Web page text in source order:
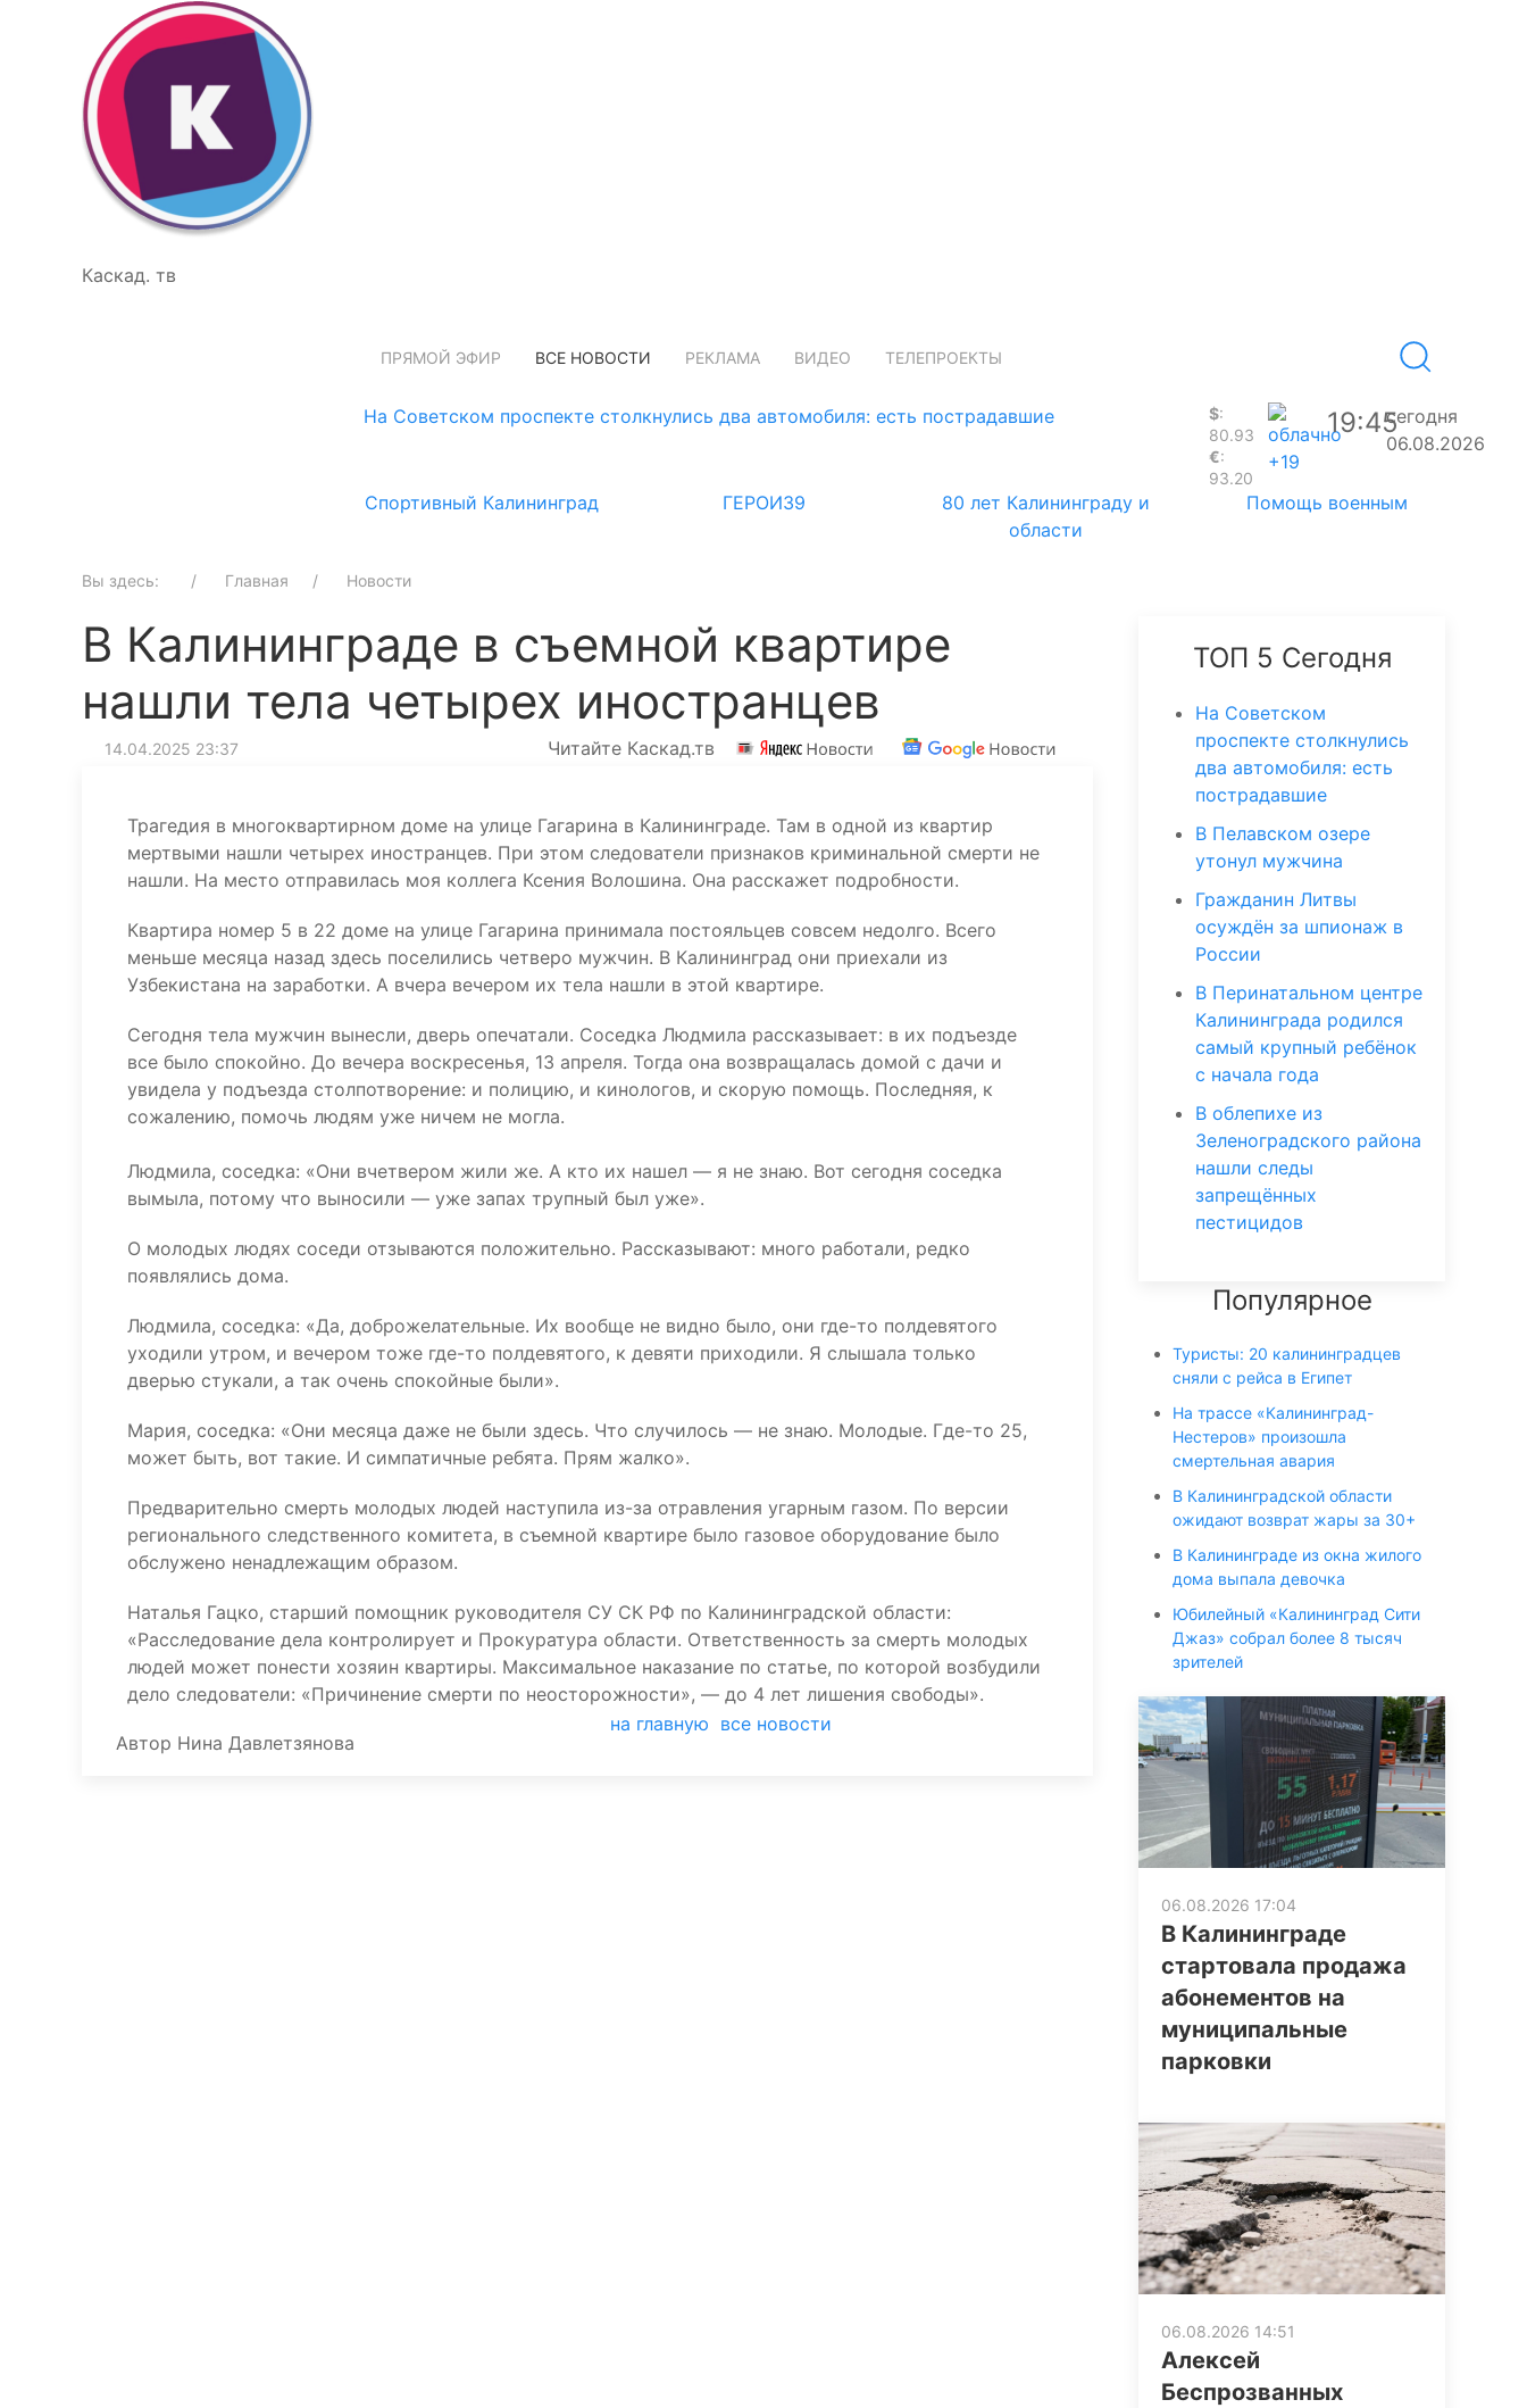
Каскад. тв
ПРЯМОЙ ЭФИР ВСЕ НОВОСТИ РЕКЛАМА ВИДЕО ТЕЛЕПРОЕКТЫ
На Советском проспекте столкнулись два автомобиля: есть пострадавшие $:
80.93
€:
93.20
+19
19:45сегодня
06.08.2026
Спортивный Калининград ГЕРОИ39
80 лет Калининграду и
области
Помощь военным
Вы здесь: Главная Новости
В Калининграде в съемной квартире
нашли тела четырех иностранцев
14.04.2025 23:37 Читайте Каскад.тв
Трагедия в многоквартирном доме на улице Гагарина в Калининграде. Там в одной из квартир
мертвыми нашли четырех иностранцев. При этом следователи признаков криминальной смерти не
нашли. На место отправилась моя коллега Ксения Волошина. Она расскажет подробности.
Квартира номер 5 в 22 доме на улице Гагарина принимала постояльцев совсем недолго. Всего
меньше месяца назад здесь поселились четверо мужчин. В Калининград они приехали из
Узбекистана на заработки. А вчера вечером их тела нашли в этой квартире.
Сегодня тела мужчин вынесли, дверь опечатали. Соседка Людмила рассказывает: в их подъезде
все было спокойно. До вечера воскресенья, 13 апреля. Тогда она возвращалась домой с дачи и
увидела у подъезда столпотворение: и полицию, и кинологов, и скорую помощь. Последняя, к
сожалению, помочь людям уже ничем не могла.
Людмила, соседка: «Они вчетвером жили же. А кто их нашел — я не знаю. Вот сегодня соседка
вымыла, потому что выносили — уже запах трупный был уже».
О молодых людях соседи отзываются положительно. Рассказывают: много работали, редко
появлялись дома.
Людмила, соседка: «Да, доброжелательные. Их вообще не видно было, они где-то полдевятого
уходили утром, и вечером тоже где-то полдевятого, к девяти приходили. Я слышала только
дверью стукали, а так очень спокойные были».
Мария, соседка: «Они месяца даже не были здесь. Что случилось — не знаю. Молодые. Где-то 25,
может быть, вот такие. И симпатичные ребята. Прям жалко».
Предварительно смерть молодых людей наступила из-за отравления угарным газом. По версии
регионального следственного комитета, в съемной квартире было газовое оборудование было
обслужено ненадлежащим образом.
Наталья Гацко, старший помощник руководителя СУ СК РФ по Калининградской области:
«Расследование дела контролирует и Прокуратура области. Ответственность за смерть молодых
людей может понести хозяин квартиры. Максимальное наказание по статье, по которой возбудили
дело следователи: «Причинение смерти по неосторожности», — до 4 лет лишения свободы».
Автор Нина Давлетзянова
на главную все новости
ТОП 5 Сегодня
На Советском
проспекте столкнулись
два автомобиля: есть
пострадавшие
В Пелавском озере
утонул мужчина
Гражданин Литвы
осуждён за шпионаж в
России
В Перинатальном центре
Калининграда родился
самый крупный ребёнок
с начала года
В облепихе из
Зеленоградского района
нашли следы
запрещённых
пестицидов
Популярное
Туристы: 20 калининградцев
сняли с рейса в Египет
На трассе «Калининград-
Нестеров» произошла
смертельная авария
В Калининградской области
ожидают возврат жары за 30+
В Калининграде из окна жилого
дома выпала девочка
Юбилейный «Калининград Сити
Джаз» собрал более 8 тысяч
зрителей
06.08.2026 17:04
В Калининграде
стартовала продажа
абонементов на
муниципальные
парковки
06.08.2026 14:51
Алексей
Беспрозванных